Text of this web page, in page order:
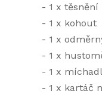
- 1 x těsnění
- 1 x kohout
- 1 x
- 1 x
- 1 x
- 1 x kartáč